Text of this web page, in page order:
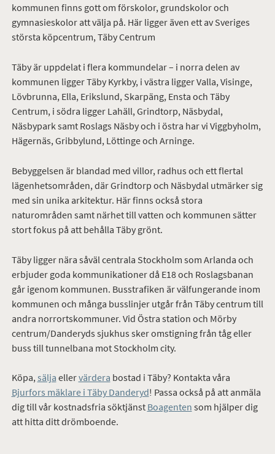
kommunen finns gott om förskolor, grundskolor och
gymnasieskolor att välja på. Här ligger även ett av Sveriges
största köpcentrum, Täby Centrum
Täby är uppdelat i flera kommundelar – i norra delen av
kommunen ligger Täby Kyrkby, i västra ligger Valla, Visinge,
Lövbrunna, Ella, Erikslund, Skarpäng, Ensta och Täby
Centrum, i södra ligger Lahäll, Grindtorp, Näsbydal,
Näsbypark samt Roslags Näsby och i östra har vi Viggbyholm,
Hägernäs, Gribbylund, Löttinge och Arninge.
Bebyggelsen är blandad med villor, radhus och ett flertal
lägenhetsområden, där Grindtorp och Näsbydal utmärker sig
med sin unika arkitektur. Här finns också stora
naturområden samt närhet till vatten och kommunen sätter
stort fokus på att behålla Täby grönt.
Täby ligger nära såväl centrala Stockholm som Arlanda och
erbjuder goda kommunikationer då E18 och Roslagsbanan
går igenom kommunen. Busstrafiken är välfungerande inom
kommunen och många busslinjer utgår från Täby centrum till
andra norrortskommuner. Vid Östra station och Mörby
centrum/Danderyds sjukhus sker omstigning från tåg eller
buss till tunnelbana mot Stockholm city.
Köpa,sälja ellervärdera bostad i Täby? Kontakta våra
Bjurfors mäklare i Täby Danderyd! Passa också på att anmäla
dig till vår kostnadsfria söktjänst Boagenten som hjälper dig
att hitta ditt drömboende.